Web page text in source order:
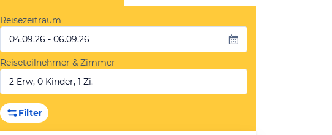
Reisezeitraum
04.09.26 - 06.09.26
Reiseteilnehmer & Zimmer
2 Erw, 0 Kinder, 1 Zi.
Filter